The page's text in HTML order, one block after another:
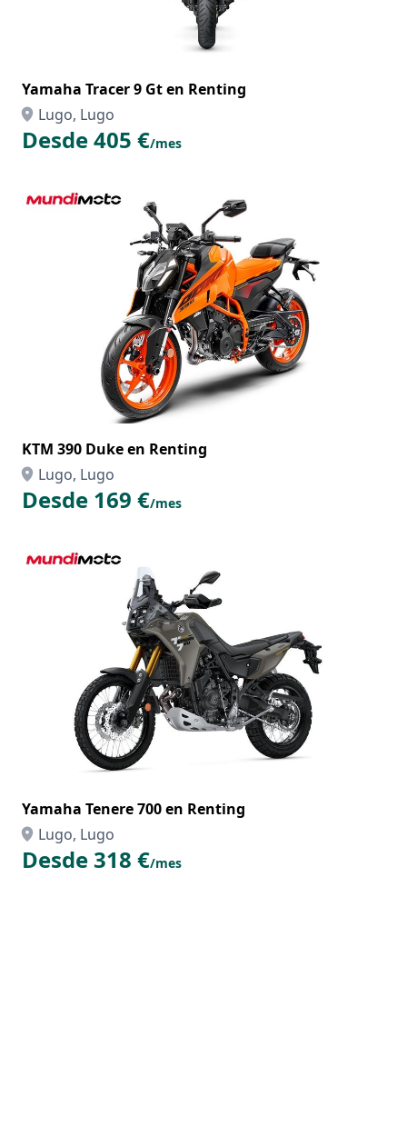
Yamaha Tracer 9 Gt en Renting
Lugo, Lugo
Desde 405 €/mes
KTM 390 Duke en Renting
Lugo, Lugo
Desde 169 €/mes
Yamaha Tenere 700 en Renting
Lugo, Lugo
Desde 318 €/mes